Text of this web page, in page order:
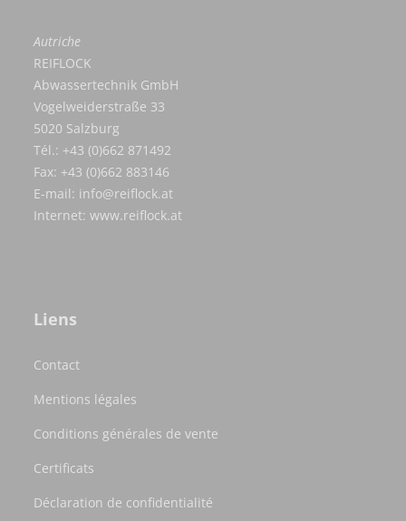
Autriche
REIFLOCK
Abwassertechnik GmbH
Vogelweiderstraße 33
5020 Salzburg
Tél.: +43 (0)662 871492
Fax: +43 (0)662 883146
E-mail: info@reiflock.at
Internet:www.reiflock.at
Liens
Contact
Mentions légales
Conditions générales de vente
Certificats
Déclaration de confidentialité